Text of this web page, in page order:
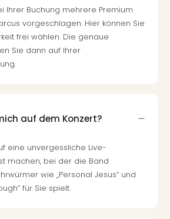
Ihrer Buchung mehrere Premium
vorgeschlagen. Hier können Sie
frei wählen. Die genaue
Sie dann auf Ihrer
auf dem Konzert?
eine unvergessliche Live-
machen, bei der die Band
wie „Personal Jesus” und
für Sie spielt.